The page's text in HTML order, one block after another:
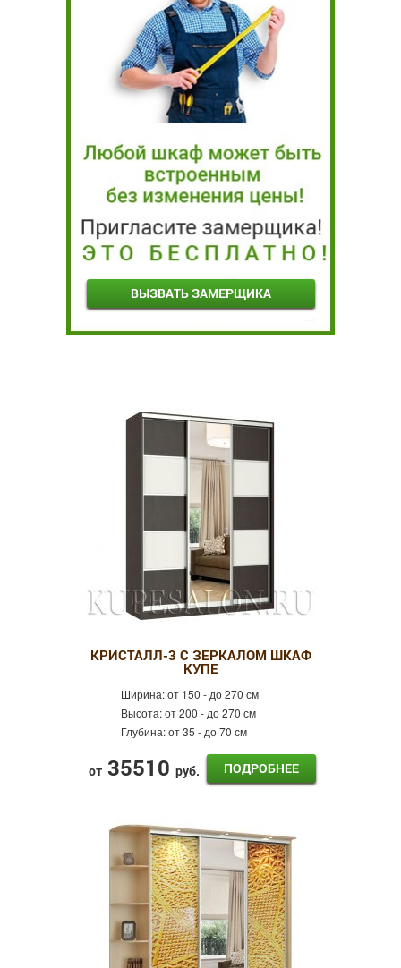
ВЫЗВАТЬ ЗАМЕРЩИКА
КРИСТАЛЛ-3 С ЗЕРКАЛОМ ШКАФ
КУПЕ
Ширина:от 150 - до 270 см
Высота:от 200 - до 270 см
Глубина:от 35 - до 70 см
от 35510 руб. ПОДРОБНЕЕ